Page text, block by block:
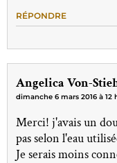
RÉPONDRE
Angelica Von-
dimanche 6 mars 2016 à 12
Merci! j'avais un
pas selon l'eau
Je serais moins